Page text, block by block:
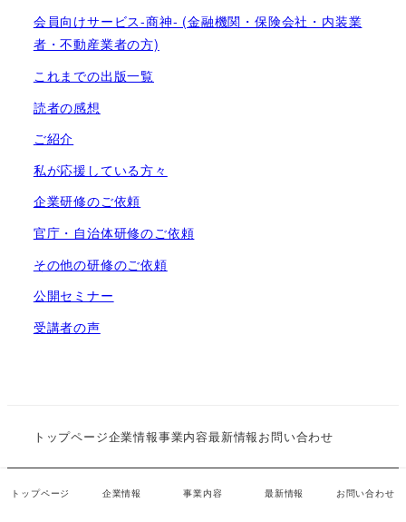
会員向けサービス-商神- (金融機関・保険会社・内装業
者・不動産業者の方)
これまでの出版一覧
読者の感想
ご紹介
私が応援している方々
企業研修のご依頼
官庁・自治体研修のご依頼
その他の研修のご依頼
公開セミナー
受講者の声
トップページ企業情報事業内容最新情報お問い合わせ
株式会社決断力 all rights reserved.
トップページ 企業情報 事業内容 最新情報 お問い合わせ